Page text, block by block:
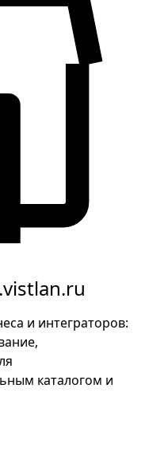
и интеграторов:
каталогом и